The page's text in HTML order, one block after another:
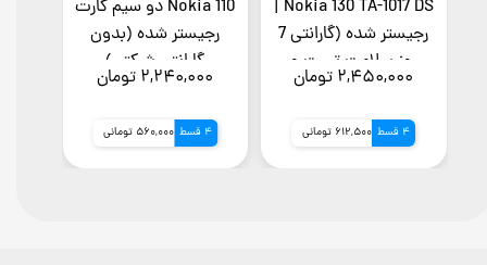
Nokia 130 TA-1017 DS |
رجیستر شده (گارانتی 7
روز سلامت تست و
تعویض)
۲,۴۵۰,۰۰۰ تومان
612,500 تومانی
Nokia 150 (2020) TA-
1235 DS | دوسیم کارت
(رجیستر شده با کد
فعالسازی) (7روز گارانتی
تعویض و سلامت کالا)
۲,۴۰۰,۰۰۰ تومان
600,000 تومانی